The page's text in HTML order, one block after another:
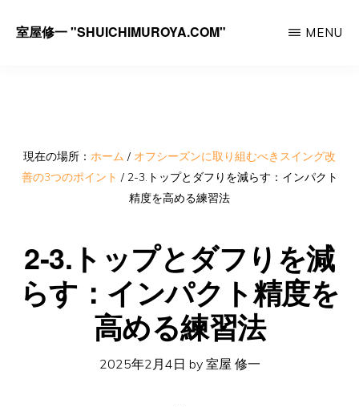
室屋修一 "SHUICHIMUROYA.COM"
ー
チ
修
一
MENU
現在の場所： ホーム / オフシーズンに取り組むべきスイング改
善の3つのポイント /2-3.トップとダフりを減らす：インパクト
精度を高める練習法
2-3.トップとダフりを減
らす：インパクト精度を
高める練習法
2025年2月4日 by 室屋 修一